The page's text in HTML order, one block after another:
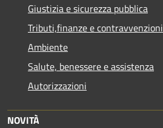
Giustizia e sicurezza pubblica
Tributi,finanze e contravvenzioni
Ambiente
Salute, benessere e assistenza
Autorizzazioni
NOVITÀ